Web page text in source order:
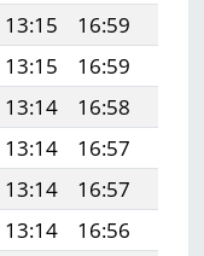
13:15 16:59
13:15 16:59
13:14 16:58
13:14 16:57
13:14 16:57
13:14 16:56